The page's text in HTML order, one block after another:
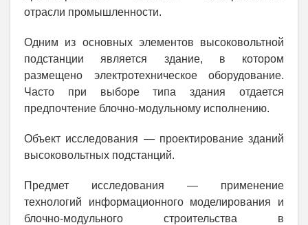
отрасли промышленности.
Одним из основных элементов высоковольтной
подстанции является здание, в котором
размещено электротехническое оборудование.
Часто при выборе типа здания отдается
предпочтение блочно-модульному исполнению.
Объект исследования — проектирование зданий
высоковольтных подстанций.
Предмет исследования — применение
технологий информационного моделирования и
блочно-модульного строительства в